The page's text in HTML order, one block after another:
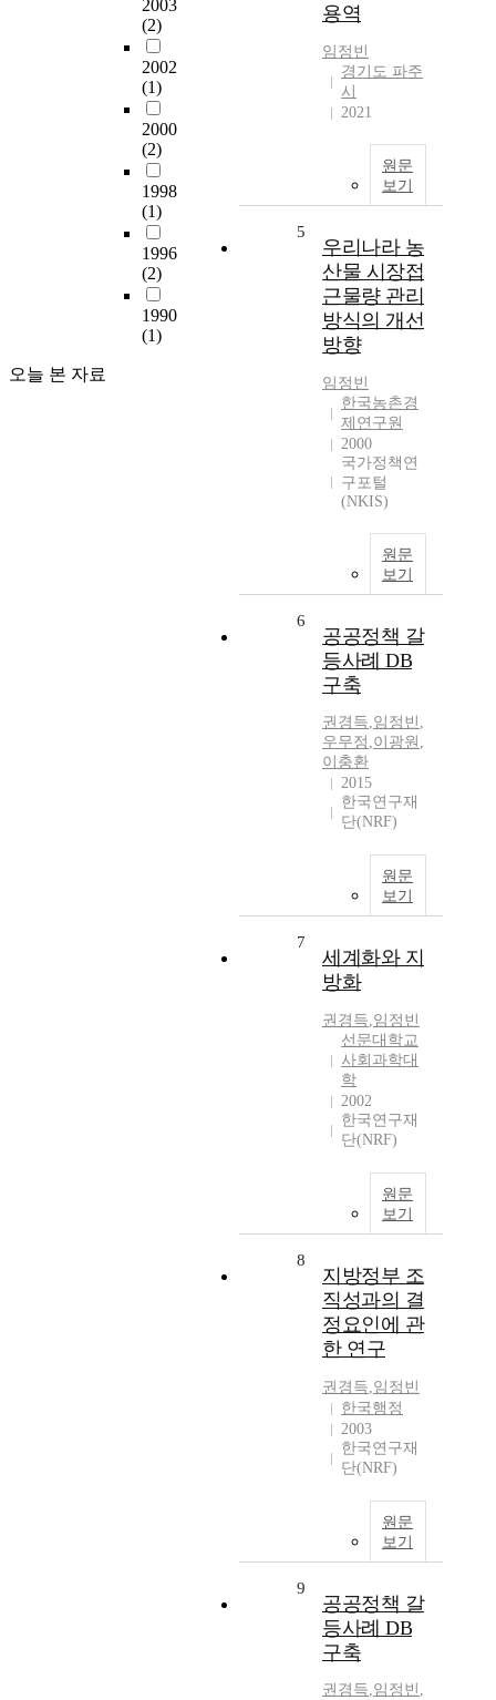
2003
(2)
2002
(1)
2000
(2)
1998
(1)
1996
(2)
1990
(1)
오늘 본 자료
용역
임정빈
경기도 파주
시
2021
원문
보기
5
우리나라 농
산물 시장접
근물량 관리
방식의 개선
방향
임정빈
한국농촌경
제연구원
2000
국가정책연
구포털
(NKIS)
원문
보기
6
공공정책 갈
등사례 DB
구축
권경득,임정빈 ,
우무정 ,이광원 ,
이충환
2015
한국연구재
단(NRF)
원문
보기
7
세계화와 지
방화
권경득,임정빈
선문대학교
사회과학대
학
2002
한국연구재
단(NRF)
원문
보기
8
지방정부 조
직성과의 결
정요인에 관
한 연구
권경득,임정빈
한국행정
2003
한국연구재
단(NRF)
원문
보기
9
공공정책 갈
등사례 DB
구축
권경득,임정빈 ,